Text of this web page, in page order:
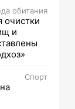
обитания
очистки
и
Спорт